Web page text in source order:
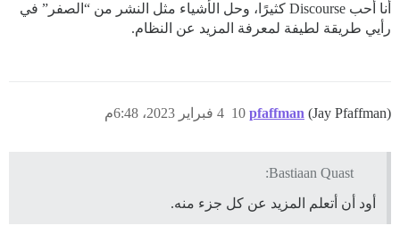
أنا أحب Discourse كثيرًا، وحل الأشياء مثل النشر من “الصفر” في
رأيي طريقة لطيفة لمعرفة المزيد عن النظام.
pfaffman (Jay Pfaffman) 4 فبراير 2023، 6:48م 10
Bastiaan Quast:
أود أن أتعلم المزيد عن كل جزء منه.